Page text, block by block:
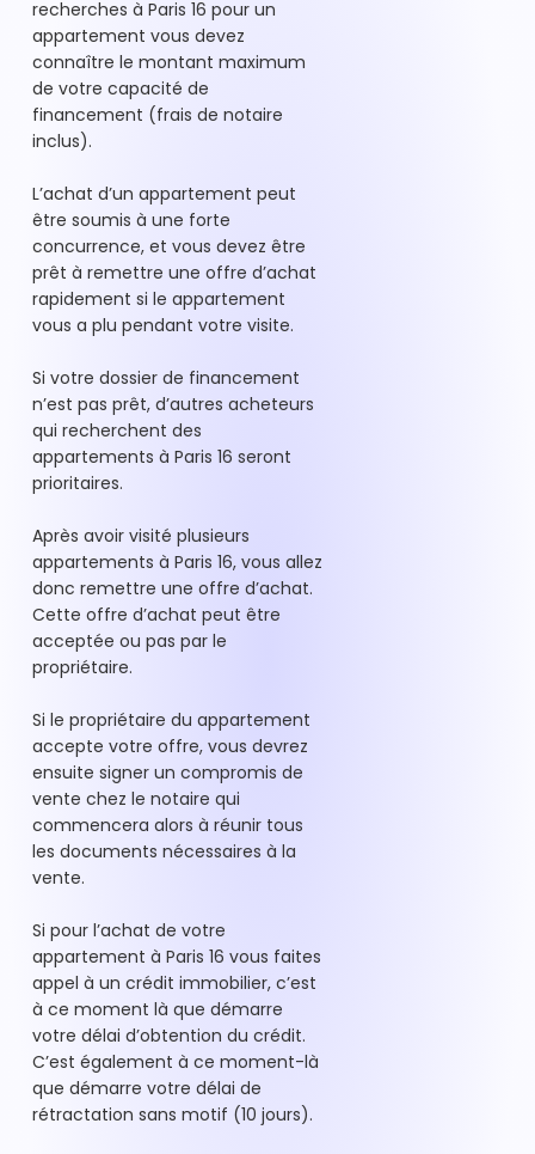
recherches à Paris 16 pour un
appartement vous devez
connaître le montant maximum
de votre capacité de
financement (frais de notaire
inclus).
L’achat d’un appartement peut
être soumis à une forte
concurrence, et vous devez être
prêt à remettre une offre d’achat
rapidement si le appartement
vous a plu pendant votre visite.
Si votre dossier de financement
n’est pas prêt, d’autres acheteurs
qui recherchent des
appartements à Paris 16 seront
prioritaires.
Après avoir visité plusieurs
appartements à Paris 16, vous allez
donc remettre une offre d’achat.
Cette offre d’achat peut être
acceptée ou pas par le
propriétaire.
Si le propriétaire du appartement
accepte votre offre, vous devrez
ensuite signer un compromis de
vente chez le notaire qui
commencera alors à réunir tous
les documents nécessaires à la
vente.
Si pour l’achat de votre
appartement à Paris 16 vous faites
appel à un crédit immobilier, c’est
à ce moment là que démarre
votre délai d’obtention du crédit.
C’est également à ce moment-là
que démarre votre délai de
rétractation sans motif (10 jours).